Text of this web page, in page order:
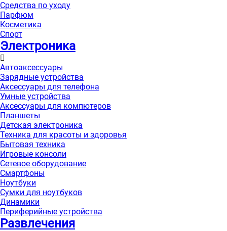
Средства по уходу
Парфюм
Косметика
Спорт
Электроника
Автоаксессуары
Зарядные устройства
Аксессуары для телефона
Умные устройства
Аксессуары для компютеров
Планшеты
Детская электроника
Техника для красоты и здоровья
Бытовая техника
Игровые консоли
Сетевое оборудование
Смартфоны
Ноутбуки
Сумки для ноутбуков
Динамики
Периферийные устройства
Развлечения